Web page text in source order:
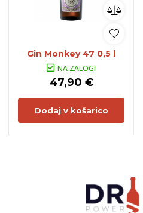
Gin Monkey 47 0,5 l
NA ZALOGI
47,90 €
Dodaj v košarico